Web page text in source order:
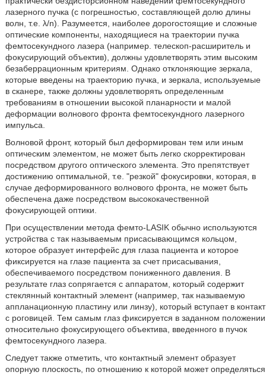
лазерного пучка (с погрешностью, составляющей долю длины
волн, т.е. λ/n). Разумеется, наиболее дорогостоящие и сложные
оптические компоненты, находящиеся на траектории пучка
фемтосекундного лазера (например. телескоп-расширитель и
фокусирующий объектив), должны удовлетворять этим высоким
безаберрационным критериям. Однако отклоняющие зеркала,
которые введены на траекторию пучка, и зеркала, используемые
в сканере, также должны удовлетворять определенным
требованиям в отношении высокой планарности и малой
деформации волнового фронта фемтосекундного лазерного
импульса.
Волновой фронт, который был деформирован тем или иным
оптическим элементом, не может быть легко скорректирован
посредством другого оптического элемента. Это препятствует
достижению оптимальной, т.е. ʺрезкойʺ фокусировки, которая, в
случае деформированного волнового фронта, не может быть
обеспечена даже посредством высококачественной
фокусирующей оптики.
При осуществлении метода фемто-LASIK обычно используются
устройства с так называемым присасывающимся кольцом,
которое образует интерфейс для глаза пациента и которое
фиксируется на глазе пациента за счет присасывания,
обеспечиваемого посредством пониженного давления. В
результате глаз сопрягается с аппаратом, который содержит
стеклянный контактный элемент (например, так называемую
аппланационную пластину или линзу), который вступает в контакт
с роговицей. Тем самым глаз фиксируется в заданном положении
относительно фокусирующего объектива, введенного в пучок
фемтосекундного лазера.
Следует также отметить, что контактный элемент образует
опорную плоскость, по отношению к которой может определяться